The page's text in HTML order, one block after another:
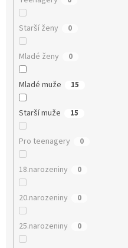
Starší ženy 0
Mladé ženy 0
Mladé muže 15
Starší muže 15
Pro teenagery 0
18.narozeniny 0
20.narozeniny 0
25.narozeniny 0